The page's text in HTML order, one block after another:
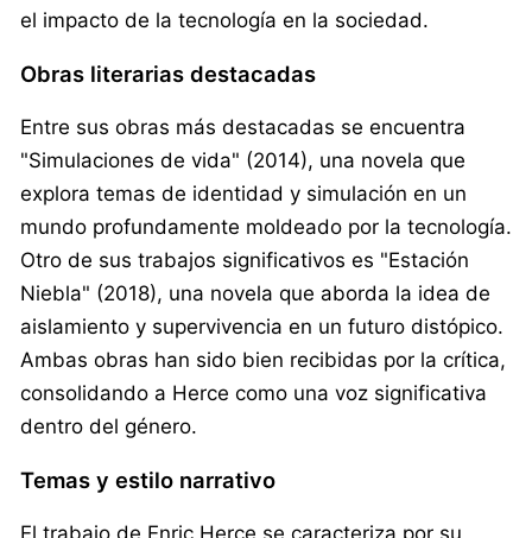
el impacto de la tecnología en la sociedad.
Obras literarias destacadas
Entre sus obras más destacadas se encuentra
"Simulaciones de vida" (2014), una novela que
explora temas de identidad y simulación en un
mundo profundamente moldeado por la tecnología.
Otro de sus trabajos significativos es "Estación
Niebla" (2018), una novela que aborda la idea de
aislamiento y supervivencia en un futuro distópico.
Ambas obras han sido bien recibidas por la crítica,
consolidando a Herce como una voz significativa
dentro del género.
Temas y estilo narrativo
El trabajo de Enric Herce se caracteriza por su